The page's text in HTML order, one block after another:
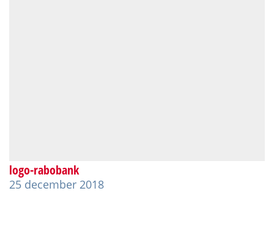
logo-rabobank
25 december 2018